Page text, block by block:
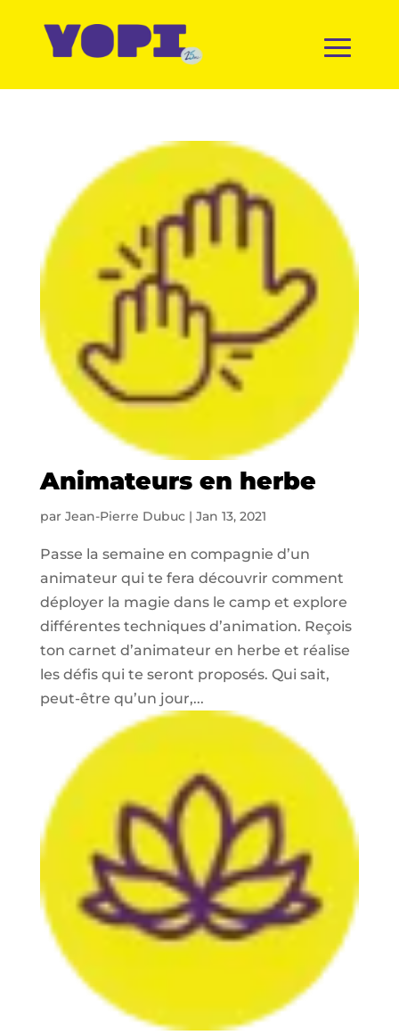
Animateurs en herbe
par Jean-Pierre Dubuc| Jan 13, 2021
Passe la semaine en compagnie d’un
animateur qui te fera découvrir comment
déployer la magie dans le camp et explore
différentes techniques d’animation. Reçois
ton carnet d’animateur en herbe et réalise
les défis qui te seront proposés. Qui sait,
peut-être qu’un jour,...